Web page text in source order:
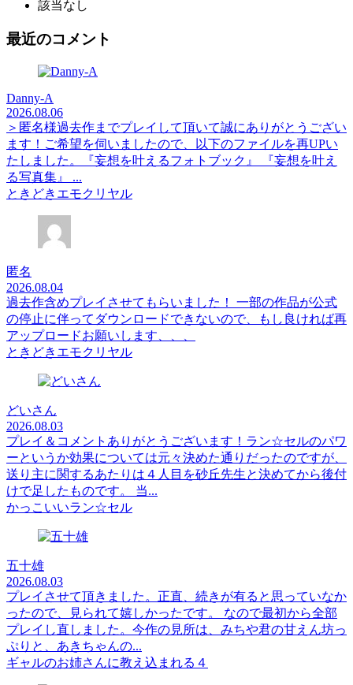
該当なし
最近のコメント
Danny-A
2026.08.06
＞匿名様過去作までプレイして頂いて誠にありがとうござい
ます！ご希望を伺いましたので、以下のファイルを再UPい
たしました。『妄想を叶えるフォトブック』 『妄想を叶え
る写真集』 ...
ときどきエモクリヤル
匿名
2026.08.04
過去作含めプレイさせてもらいました！ 一部の作品が公式
の停止に伴ってダウンロードできないので、もし良ければ再
アップロードお願いします、、、
ときどきエモクリヤル
どいさん
2026.08.03
プレイ＆コメントありがとうございます！ラン☆セルのパワ
ーというか効果については元々決めた通りだったのですが、
送り主に関するあたりは４人目を砂丘先生と決めてから後付
けで足したものです。 当...
かっこいいラン☆セル
五十雄
2026.08.03
プレイさせて頂きました。正直、続きが有ると思っていなか
ったので、見られて嬉しかったです。 なので最初から全部
プレイし直しました。今作の見所は、みちや君の甘えん坊っ
ぷりと、あきちゃんの...
ギャルのお姉さんに教え込まれる４